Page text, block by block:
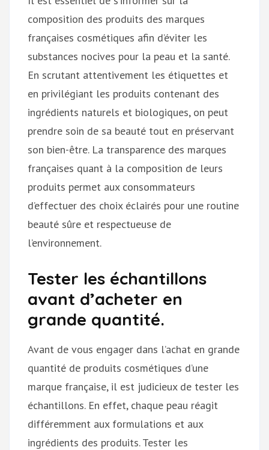
composition des produits des marques
françaises cosmétiques afin d’éviter les
substances nocives pour la peau et la santé.
En scrutant attentivement les étiquettes et
en privilégiant les produits contenant des
ingrédients naturels et biologiques, on peut
prendre soin de sa beauté tout en préservant
son bien-être. La transparence des marques
françaises quant à la composition de leurs
produits permet aux consommateurs
d’effectuer des choix éclairés pour une routine
beauté sûre et respectueuse de
l’environnement.
Tester les échantillons
avant d’acheter en
grande quantité.
Avant de vous engager dans l’achat en grande
quantité de produits cosmétiques d’une
marque française, il est judicieux de tester les
échantillons. En effet, chaque peau réagit
différemment aux formulations et aux
ingrédients des produits. Tester les